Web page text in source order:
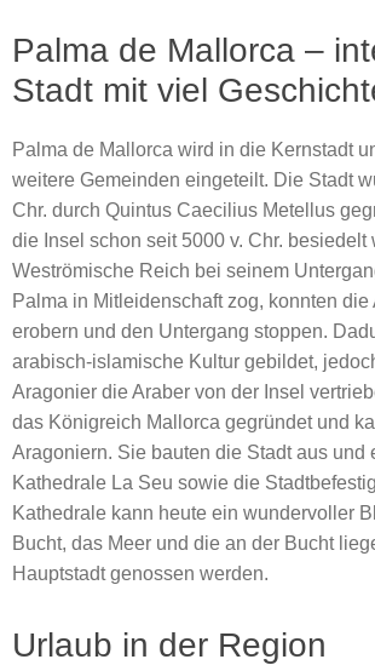
Palma de Mallorca –
Stadt mit viel
Palma de Mallorca wird in die Kernstadt
weitere Gemeinden eingeteilt. Die Stadt
Chr. durch Quintus Caecilius Metellus
die Insel schon seit 5000 v. Chr. besiedelt
Weströmische Reich bei seinem
Palma in Mitleidenschaft zog, konnten die
erobern und den Untergang stoppen.
arabisch-islamische Kultur gebildet,
Aragonier die Araber von der Insel
das Königreich Mallorca gegründet und
Aragoniern. Sie bauten die Stadt aus und
Kathedrale La Seu sowie die
Kathedrale kann heute ein wundervoller
Bucht, das Meer und die an der Bucht
Hauptstadt genossen werden.
Urlaub in der Region